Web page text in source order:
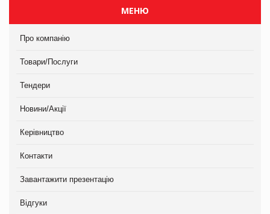
МЕНЮ
Про компанію
Товари/Послуги
Тендери
Новини/Акції
Керівництво
Контакти
Завантажити презентацію
Відгуки